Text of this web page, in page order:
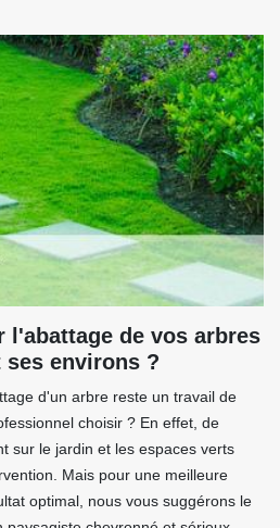
l'abattage de vos arbres
ses environs ?
d'un arbre reste un travail de
choisir ? En effet, de
sur le jardin et les espaces verts
Mais pour une meilleure
optimal, nous vous suggérons le